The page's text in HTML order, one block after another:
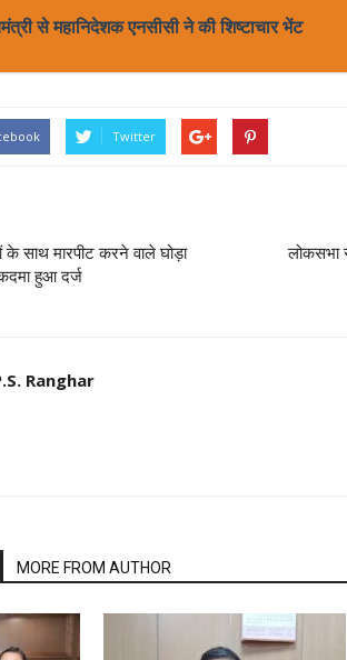
से महानिदेशक एनसीसी ने की शिष्टाचार भेंट
Twitter
के साथ मारपीट करने वाले घोड़ा
हुआ दर्ज
लोकसभा
Ranghar
MORE FROM AUTHOR